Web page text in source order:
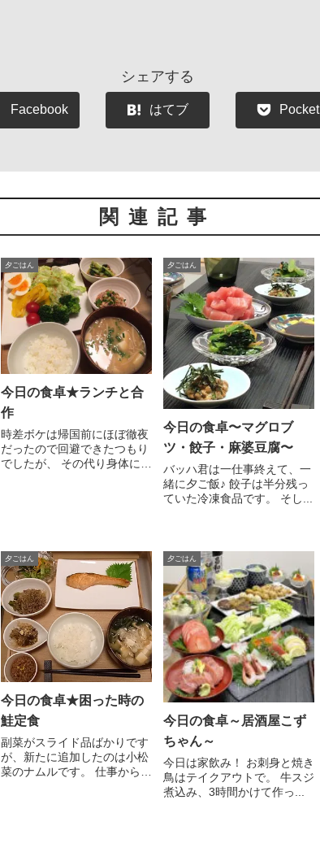
シェアする
Facebook はてブ Pocket
関連記事
夕ごはん
今日の食卓★ランチと合
作
時差ボケは帰国前にほぼ徹夜
だったので回避できたつもり
でしたが、 その代り身体に
夕ごはん
今日の食卓〜マグロブ
ツ・餃子・麻婆豆腐〜
バッハ君は一仕事終えて、一
緒に夕ご飯♪ 餃子は半分残っ
ていた冷凍食品です。 そし...
夕ごはん
今日の食卓★困った時の
鮭定食
副菜がスライド品ばかりです
が、新たに追加したのは小松
菜のナムルです。 仕事から
夕ごはん
今日の食卓～居酒屋こず
ちゃん～
今日は家飲み！ お刺身と焼き
鳥はテイクアウトで。 牛スジ
煮込み、3時間かけて作っ...